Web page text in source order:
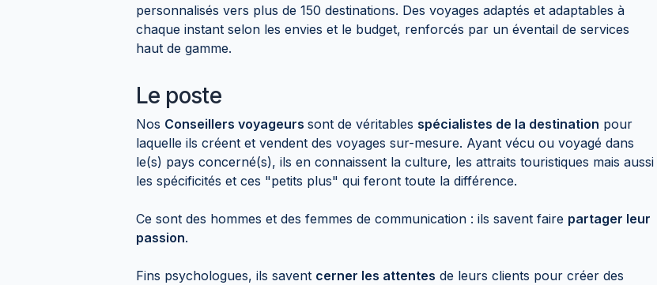
personnalisés vers plus de 150 destinations. Des voyages adaptés et adaptables à
chaque instant selon les envies et le budget, renforcés par un éventail de services
haut de gamme.
Le poste
Nos Conseillers voyageurs sont de véritables spécialistes de la destination pour
laquelle ils créent et vendent des voyages sur-mesure. Ayant vécu ou voyagé dans
le(s) pays concerné(s), ils en connaissent la culture, les attraits touristiques mais aussi
les spécificités et ces "petits plus" qui feront toute la différence.
Ce sont des hommes et des femmes de communication : ils savent faire partager leur
passion.
Fins psychologues, ils savent cerner les attentes de leurs clients pour créer des